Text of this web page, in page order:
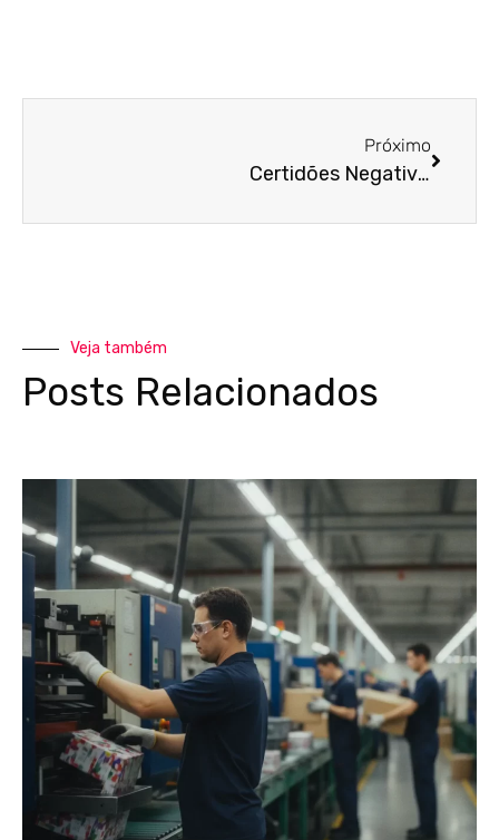
Próximo
Certidões Negativas para Clínicas de Saúde: Guia Completo e Seguro
Veja também
Posts Relacionados